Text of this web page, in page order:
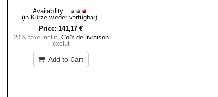
Availability:
(in Kürze wieder verfügbar)
Price: 141,17 €
20% taxe inclut, Coût de livraison
exclut
Add to Cart